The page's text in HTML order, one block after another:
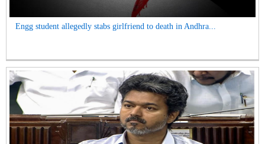
Engg student allegedly stabs girlfriend to death in Andhra...